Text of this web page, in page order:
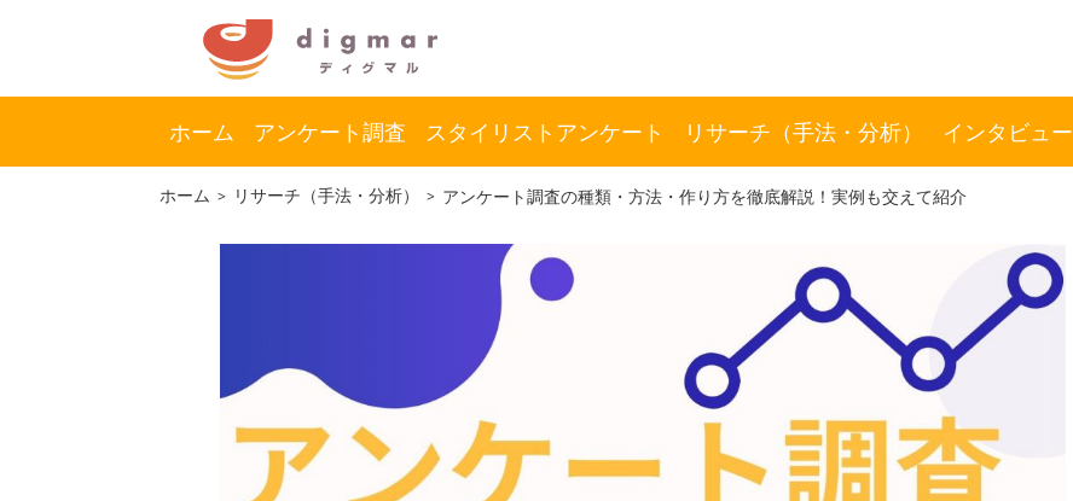
コ
ナ
ホーム アンケート調査 スタイリストアンケート リサーチ（手法・分析） インタビュー
ホーム リサーチ（手法・分析） アンケート調査の種類・方法・作り方を徹底解説！実例も交えて紹介